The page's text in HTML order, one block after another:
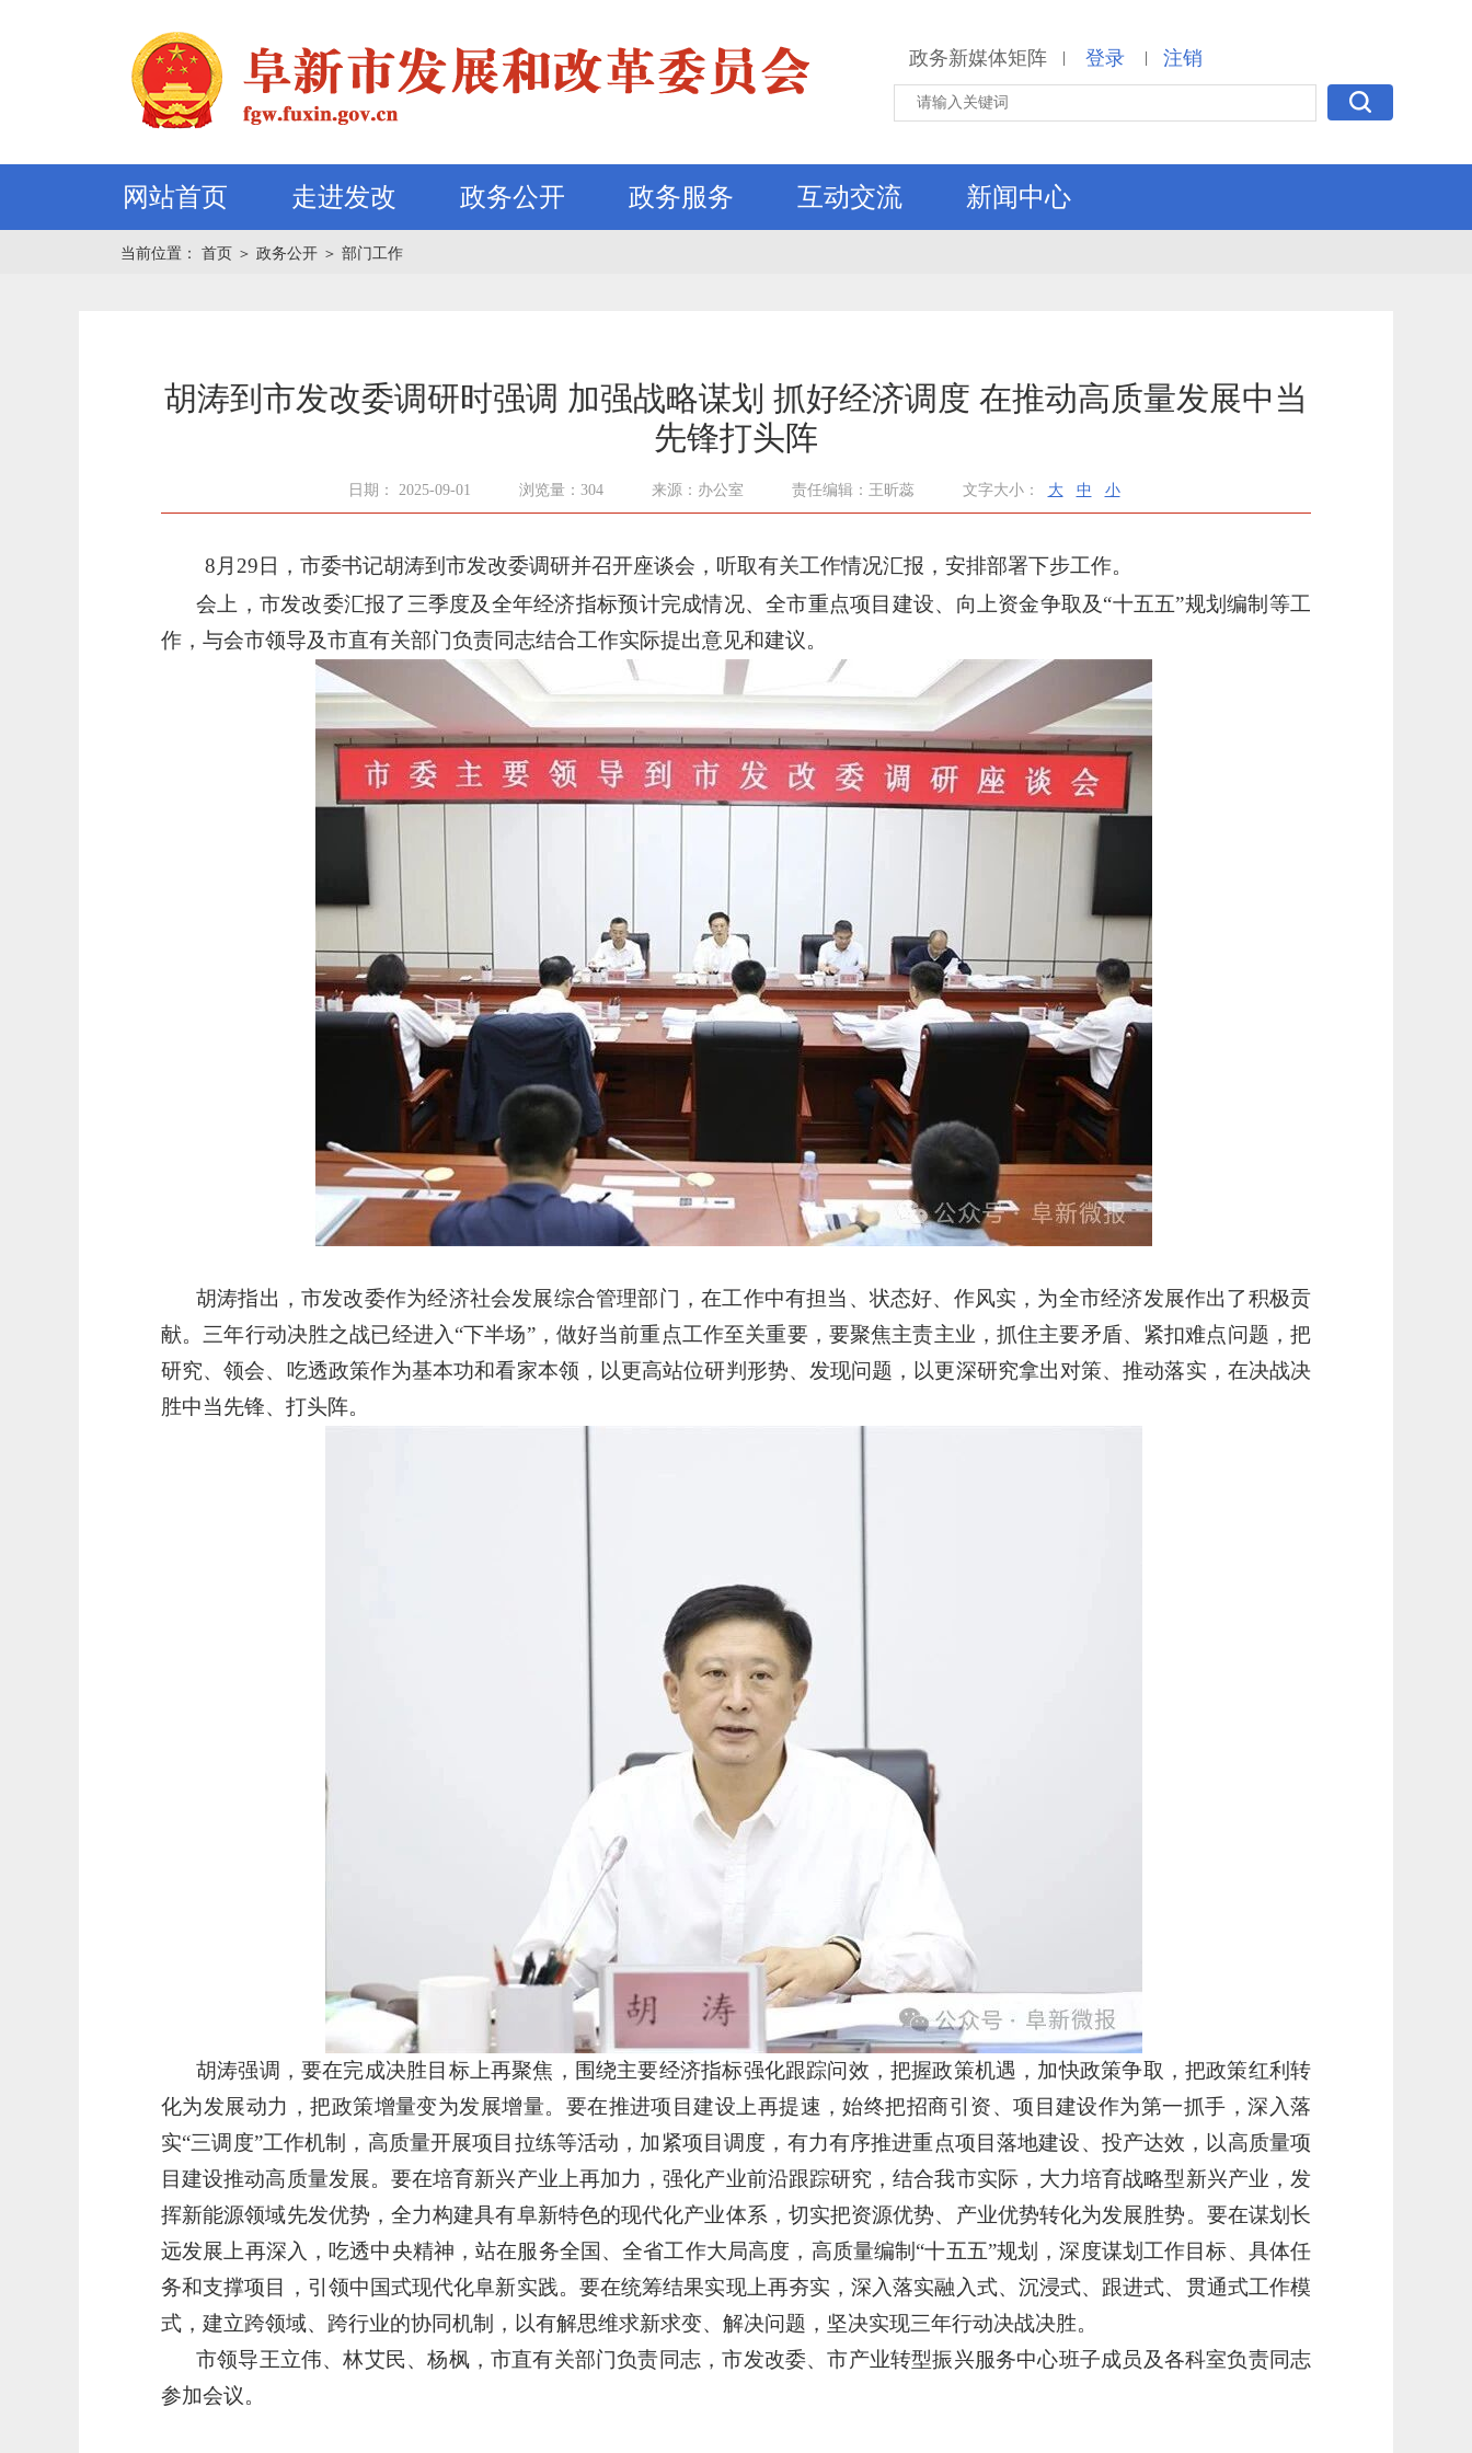
政务新媒体矩阵 | 登录 | 注销
网站首页 走进发改 政务公开 政务服务 互动交流 新闻中心
当前位置： 首页 ＞ 政务公开 ＞ 部门工作
胡涛到市发改委调研时强调 加强战略谋划 抓好经济调度 在推动高质量发展中当
先锋打头阵
日期： 2025-09-01 浏览量：304 来源：办公室 责任编辑：王昕蕊 文字大小： 大 中 小
8月29日，市委书记胡涛到市发改委调研并召开座谈会，听取有关工作情况汇报，安排部署下步工作。
会上，市发改委汇报了三季度及全年经济指标预计完成情况、全市重点项目建设、向上资金争取及“十五五”规划编制等工
作，与会市领导及市直有关部门负责同志结合工作实际提出意见和建议。
胡涛指出，市发改委作为经济社会发展综合管理部门，在工作中有担当、状态好、作风实，为全市经济发展作出了积极贡
献。三年行动决胜之战已经进入“下半场”，做好当前重点工作至关重要，要聚焦主责主业，抓住主要矛盾、紧扣难点问题，把
研究、领会、吃透政策作为基本功和看家本领，以更高站位研判形势、发现问题，以更深研究拿出对策、推动落实，在决战决
胜中当先锋、打头阵。
胡涛强调，要在完成决胜目标上再聚焦，围绕主要经济指标强化跟踪问效，把握政策机遇，加快政策争取，把政策红利转
化为发展动力，把政策增量变为发展增量。要在推进项目建设上再提速，始终把招商引资、项目建设作为第一抓手，深入落
实“三调度”工作机制，高质量开展项目拉练等活动，加紧项目调度，有力有序推进重点项目落地建设、投产达效，以高质量项
目建设推动高质量发展。要在培育新兴产业上再加力，强化产业前沿跟踪研究，结合我市实际，大力培育战略型新兴产业，发
挥新能源领域先发优势，全力构建具有阜新特色的现代化产业体系，切实把资源优势、产业优势转化为发展胜势。要在谋划长
远发展上再深入，吃透中央精神，站在服务全国、全省工作大局高度，高质量编制“十五五”规划，深度谋划工作目标、具体任
务和支撑项目，引领中国式现代化阜新实践。要在统筹结果实现上再夯实，深入落实融入式、沉浸式、跟进式、贯通式工作模
式，建立跨领域、跨行业的协同机制，以有解思维求新求变、解决问题，坚决实现三年行动决战决胜。
市领导王立伟、林艾民、杨枫，市直有关部门负责同志，市发改委、市产业转型振兴服务中心班子成员及各科室负责同志
参加会议。